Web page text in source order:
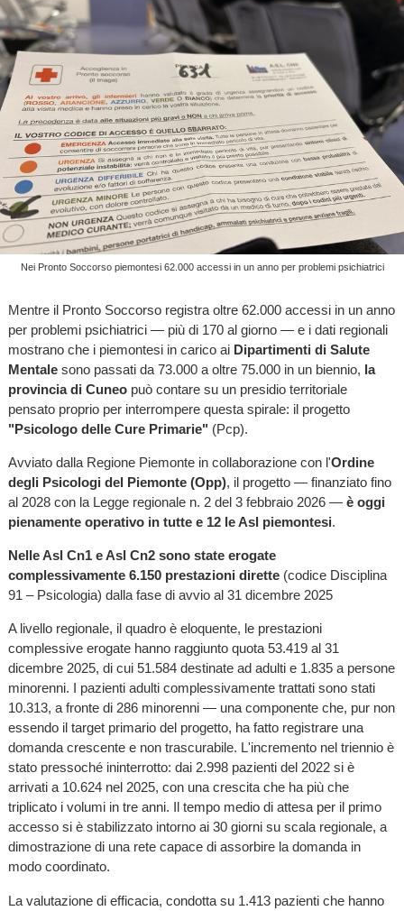
Nei Pronto Soccorso piemontesi 62.000 accessi in un anno per problemi psichiatrici
Mentre il Pronto Soccorso registra oltre 62.000 accessi in un anno
per problemi psichiatrici — più di 170 al giorno — e i dati regionali
mostrano che i piemontesi in carico ai Dipartimenti di Salute
Mentalesono passati da 73.000 a oltre 75.000 in un biennio, la
provincia di Cuneopuò contare su un presidio territoriale
pensato proprio per interrompere questa spirale: il progetto
"Psicologo delle Cure Primarie" (Pcp).
Avviato dalla Regione Piemonte in collaborazione con l'Ordine
degli Psicologi del Piemonte (Opp), il progetto — finanziato fino
al 2028 con la Legge regionale n. 2 del 3 febbraio 2026 — è oggi
pienamente operativo in tutte e 12 le Asl piemontesi.
Nelle Asl Cn1 e Asl Cn2 sono state erogate
complessivamente 6.150 prestazioni dirette(codice Disciplina
91 – Psicologia) dalla fase di avvio al 31 dicembre 2025
A livello regionale, il quadro è eloquente, le prestazioni
complessive erogate hanno raggiunto quota 53.419 al 31
dicembre 2025, di cui 51.584 destinate ad adulti e 1.835 a persone
minorenni. I pazienti adulti complessivamente trattati sono stati
10.313, a fronte di 286 minorenni — una componente che, pur non
essendo il target primario del progetto, ha fatto registrare una
domanda crescente e non trascurabile. L'incremento nel triennio è
stato pressoché ininterrotto: dai 2.998 pazienti del 2022 si è
arrivati a 10.624 nel 2025, con una crescita che ha più che
triplicato i volumi in tre anni. Il tempo medio di attesa per il primo
accesso si è stabilizzato intorno ai 30 giorni su scala regionale, a
dimostrazione di una rete capace di assorbire la domanda in
modo coordinato.
La valutazione di efficacia, condotta su 1.413 pazienti che hanno